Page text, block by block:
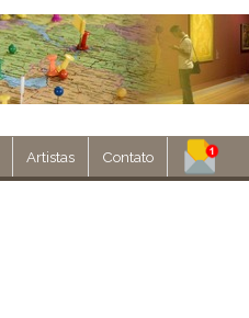
Artistas Contato